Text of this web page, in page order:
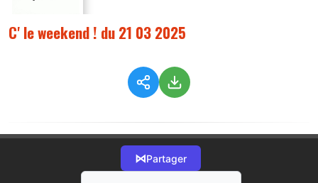
C' le weekend ! du 21 03 2025
⋈Partager